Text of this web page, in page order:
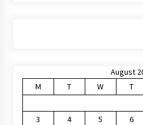
August
M
T W T
3
4 5 6